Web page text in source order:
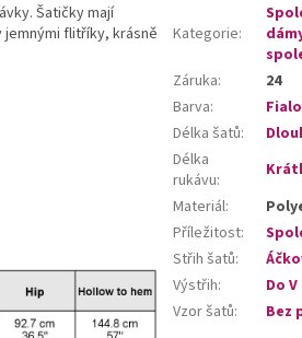
Šatičky mají
flitříky, krásně
Kategorie:
Záruka:
24
Barva:
Délka šatů:
Délka
rukávu:
Materiál:
Příležitost:
Střih šatů:
Výstřih:
Do V
Vzor šatů: Bez